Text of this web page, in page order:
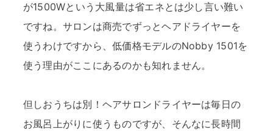
が1500Wという大風量は省エネとは少し言い難い
ですね。サロンは商売でずっとヘアドライヤーを
使うわけですから、低価格モデルのNobby 1501を
使う理由がここにあるのかも知れません。
但しおうちは別！ヘアサロンドライヤーは毎日の
お風呂上がりに使うものですが、そんなに長時間